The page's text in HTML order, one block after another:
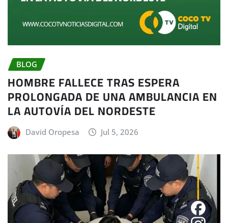
BLOG
HOMBRE FALLECE TRAS ESPERA
PROLONGADA DE UNA AMBULANCIA EN
LA AUTOVÍA DEL NORDESTE
David Oropesa Jul 5, 2026